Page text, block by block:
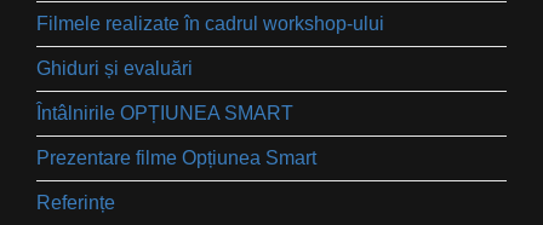
Filmele realizate în cadrul workshop-ului
Ghiduri și evaluări
Întâlnirile OPȚIUNEA SMART
Prezentare filme Opțiunea Smart
Referințe